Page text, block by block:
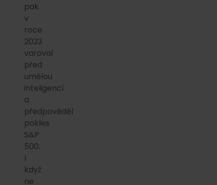
pak
v
roce
2023
varoval
před
umělou
inteligencí
a
předpověděl
pokles
S&P
500.
I
když
ne